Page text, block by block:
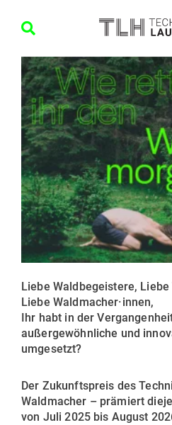
Liebe Waldbegeistere,
Liebe Waldmacher·innen,
Ihr habt in der
außergewöhnliche und
umgesetzt?
Der Zukunftspreis des
Waldmacher – prämiert
von Juli 2025 bis August